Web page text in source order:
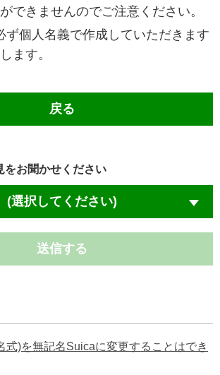
できませんのでご注意ください。
ず個人名義で作成していただきます
ます。
戻る
をお聞かせください
(選択してください)
送信する
式)を無記名Suicaに変更することはでき